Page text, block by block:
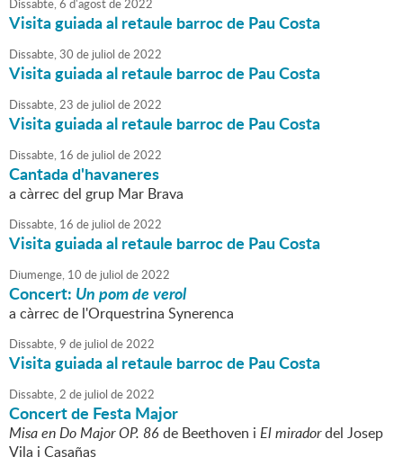
Dissabte,6 d'agostde2022
Visita guiada al retaule barroc de Pau Costa
Dissabte,30 de juliol de2022
Visita guiada al retaule barroc de Pau Costa
Dissabte,23 de juliol de2022
Visita guiada al retaule barroc de Pau Costa
Dissabte, 16 de juliol de2022
Cantada d'havaneres
a càrrec del grup Mar Brava
Dissabte, 16 de juliol de2022
Visita guiada al retaule barroc de Pau Costa
Diumenge, 10 de juliol de2022
Concert: Un pom de verol
a càrrec de l'Orquestrina Synerenca
Dissabte,9 de juliol de2022
Visita guiada al retaule barroc de Pau Costa
Dissabte,2 de juliol de2022
Concert de Festa Major
Misa en Do Major OP. 86 de Beethoven i El miradordel Josep
Vila i Casañas